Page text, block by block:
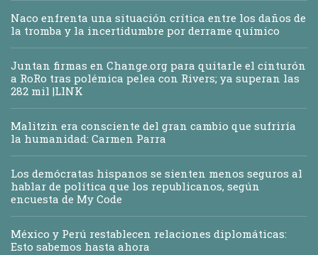
Naco enfrenta una situación crítica entre los daños de
la tromba y la incertidumbre por derrame químico
Juntan firmas en Change.org para quitarle el cinturón
a RoRo tras polémica pelea con Rivers; ya superan las
282 mil |LINK
Malitzin era consciente del gran cambio que sufriría
la humanidad: Carmen Parra
Los demócratas hispanos se sienten menos seguros al
hablar de política que los republicanos, según
encuesta de My Code
México y Perú restablecen relaciones diplomáticas:
Esto sabemos hasta ahora